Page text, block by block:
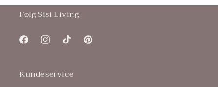
Følg Sisi Living
FacebookInstagramTikTok Pinterest
Kundeservice